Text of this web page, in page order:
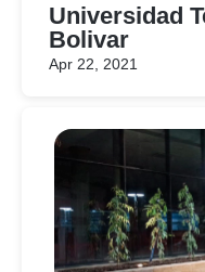
Universidad
Bolivar
Apr 22, 2021